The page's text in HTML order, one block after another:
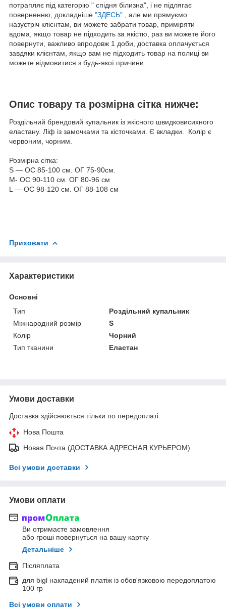
потрапляє під категорію " спідня білизна", і не підлягає
поверненню, докладніше "ЗДЕСЬ" , але ми прямуємо
назустріч клієнтам, ви можете забрати товар, приміряти
вдома, якщо товар не підходить за якістю, раз ви можете його
повернути, важливо впродовж 1 доби, доставка оплачується
завдяки клієнтам, якщо вам не підходить товар на полиці ви
можете відмовитися з будь-якої причини.
Опис товару та розмірна сітка нижче:
Роздільний брендовий купальник із якісного швидковисихного
еластану. Ліф із замочками та кісточками. Є вкладки. Колір є
червоним, чорним.
Розмірна сітка:
S — ОС 85-100 см. ОГ 75-90см.
M- ОС 90-110 см. ОГ 80-96 см
L — ОС 98-120 см. ОГ 88-108 см
Приховати
Характеристики
Основні
Тип
Роздільний купальник
Міжнародний розмір
S
Колір
Чорний
Тип тканини
Еластан
Умови доставки
Доставка здійснюється тільки по передоплаті.
Нова Пошта
Новая Почта (ДОСТАВКА АДРЕСНАЯ КУРЬЕРОМ)
Всі умови доставки
Умови оплати
Ви отримаєте замовлення
або гроші повернуться на вашу картку
Детальніше
Післяплата
для bigl накладений платіж із обов'язковою передоплатою
100 гр
Всі умови оплати